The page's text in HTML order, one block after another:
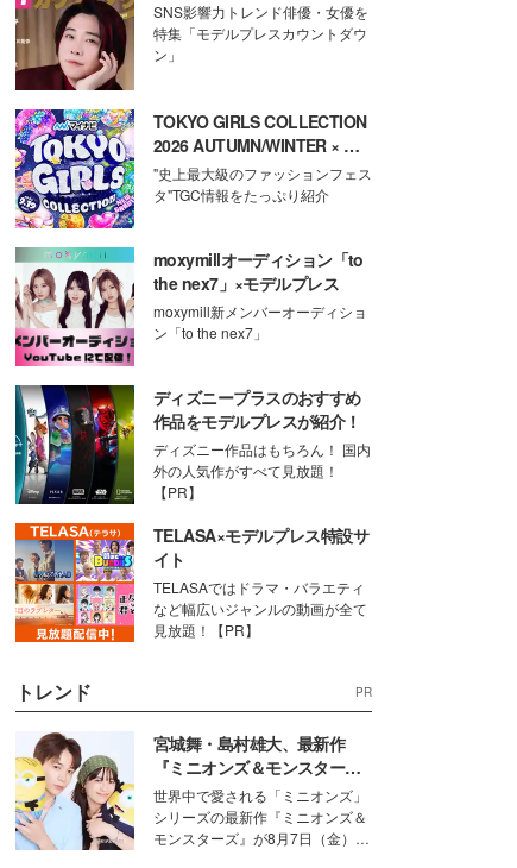
SNS影響力トレンド俳優・女優を
特集「モデルプレスカウントダウ
ン」
TOKYO GIRLS COLLECTION
2026 AUTUMN/WINTER × モ
デルプレス
"史上最大級のファッションフェス
タ"TGC情報をたっぷり紹介
moxymillオーディション「to
the nex7」×モデルプレス
moxymill新メンバーオーディショ
ン「to the nex7」
ディズニープラスのおすすめ
作品をモデルプレスが紹介！
ディズニー作品はもちろん！ 国内
外の人気作がすべて見放題！
【PR】
TELASA×モデルプレス特設サ
イト
TELASAではドラマ・バラエティ
など幅広いジャンルの動画が全て
見放題！【PR】
トレンド PR
宮城舞・島村雄大、最新作
『ミニオンズ＆モンスター
ズ』の魅力熱弁 ハチャメチャ
だけじゃない“友情と絆”に感
動
世界中で愛される「ミニオンズ」
シリーズの最新作『ミニオンズ＆
モンスターズ』が8月7日（金）に